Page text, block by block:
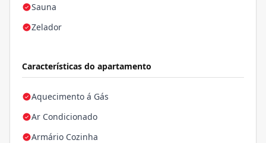
Sauna
Zelador
Características do apartamento
Aquecimento á Gás
Ar Condicionado
Armário Cozinha